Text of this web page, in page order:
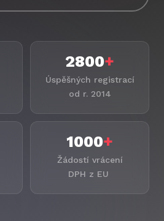
2800+
Úspěšných registrací
od r. 2014
1000+
Žádostí vrácení
DPH z EU